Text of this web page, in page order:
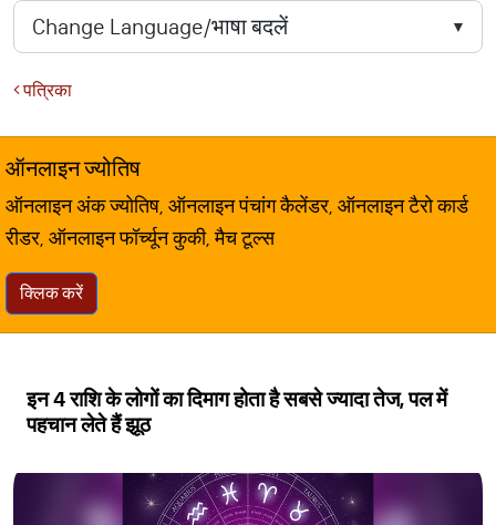
पत्रिका
ऑनलाइन ज्योतिष
ऑनलाइन अंक ज्योतिष, ऑनलाइन पंचांग कैलेंडर, ऑनलाइन टैरो कार्ड
रीडर, ऑनलाइन फॉर्च्यून कुकी, मैच टूल्स
क्लिक करें
इन 4 राशि के लोगों का दिमाग होता है सबसे ज्यादा तेज, पल में
पहचान लेते हैं झूठ